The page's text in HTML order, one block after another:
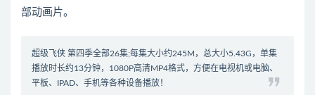
部动画片。
超级飞侠 第四季全部26集;每集大小约245M，总大小5.43G，单集
播放时长约13分钟，1080P高清MP4格式，方便在电视机或电脑、
平板、IPAD、手机等各种设备播放！